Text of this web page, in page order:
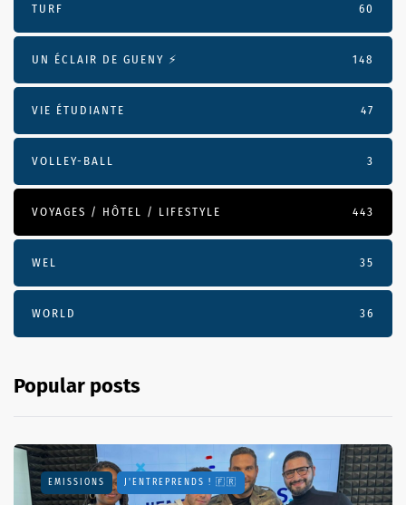
TURF 60
UN ÉCLAIR DE GUENY ⚡️ 148
VIE ÉTUDIANTE 47
VOLLEY-BALL 3
VOYAGES / HÔTEL / LIFESTYLE 443
WEL 35
WORLD 36
Popular posts
EMISSIONS J'ENTREPRENDS ! 🇫🇷